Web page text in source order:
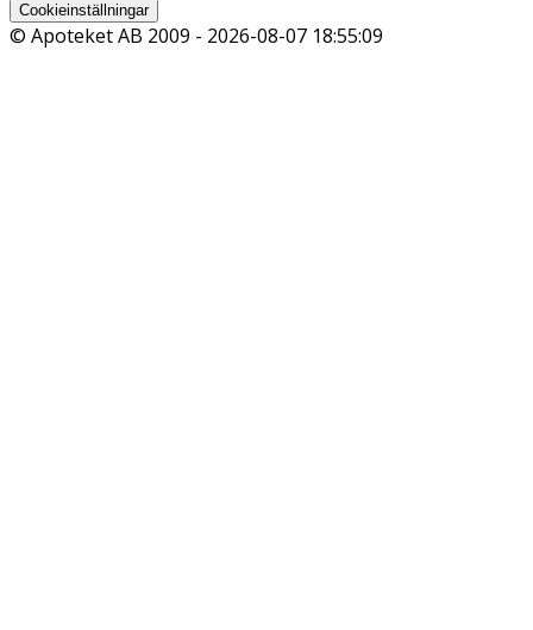
Cookieinställningar
© Apoteket AB 2009 - 2026-08-07 18:55:09